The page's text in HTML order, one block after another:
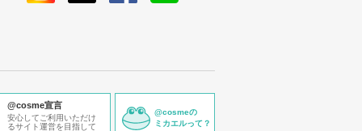
@cosme宣言
安心してご利用いただけ
るサイト運営を目指して
@cosmeの
ミカエルって？